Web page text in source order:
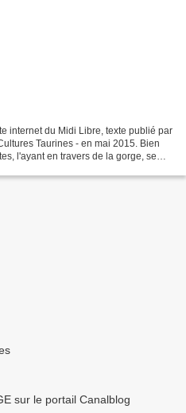
internet du Midi Libre, texte publié par
Taurines - en mai 2015. Bien
l'ayant en travers de la gorge, se
sur le portail Canalblog